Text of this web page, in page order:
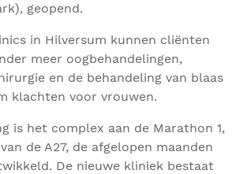
geopend.
in Hilversum kunnen cliënten
meer oogbehandelingen,
en de behandeling van blaas
klachten voor vrouwen.
is het complex aan de Marathon 1,
de A27, de afgelopen maanden
De nieuwe kliniek bestaat